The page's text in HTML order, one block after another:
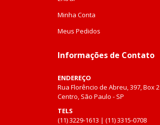
Minha Conta
Meus Pedidos
Informações de Contato
ENDEREÇO
Rua Florêncio de Abreu, 397, Box 2
Centro, São Paulo - SP
TELS
(11) 3229-1613 | (11) 3315-0708